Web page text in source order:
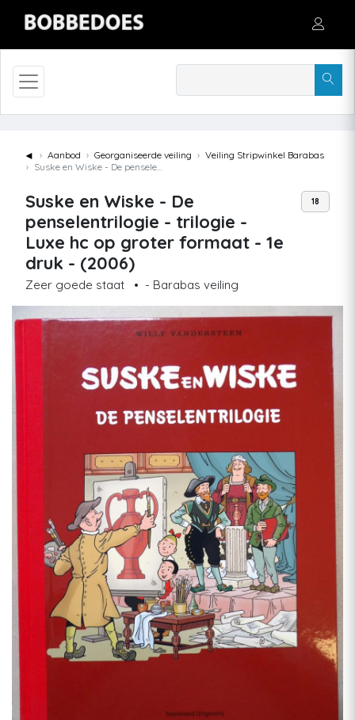
◄ Aanbod Georganiseerde veiling
Veiling Stripwinkel Barabas
Suske en Wiske - De penselentrilogie - trilogie - Luxe hc op groter formaat - 1e druk - (2006)
Suske en Wiske - De
penselentrilogie - trilogie -
Luxe hc op groter formaat - 1e
druk - (2006)
Zeer goede staat • - Barabas veiling
18